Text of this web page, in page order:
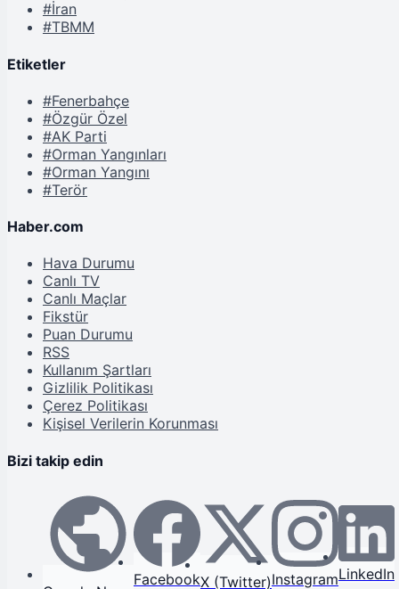
#İran
#TBMM
Etiketler
#Fenerbahçe
#Özgür Özel
#AK Parti
#Orman Yangınları
#Orman Yangını
#Terör
Haber.com
Hava Durumu
Canlı TV
Canlı Maçlar
Fikstür
Puan Durumu
RSS
Kullanım Şartları
Gizlilik Politikası
Çerez Politikası
Kişisel Verilerin Korunması
Bizi takip edin
FacebookX (Twitter)InstagramLinkedIn